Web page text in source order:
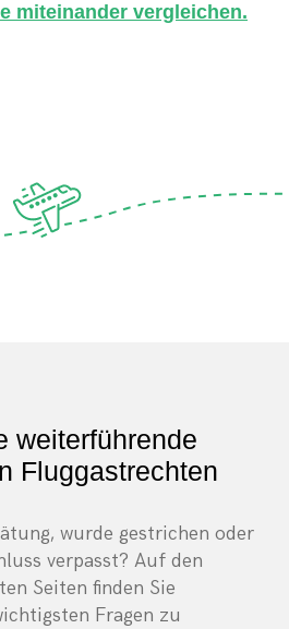
miteinander vergleichen.
weiterführende
Fluggastrechten
wurde gestrichen oder
verpasst? Auf den
Seiten finden Sie
Fragen zu